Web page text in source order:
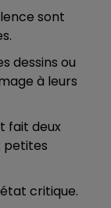
sont
dessins ou
à leurs
fait deux
petites
critique.